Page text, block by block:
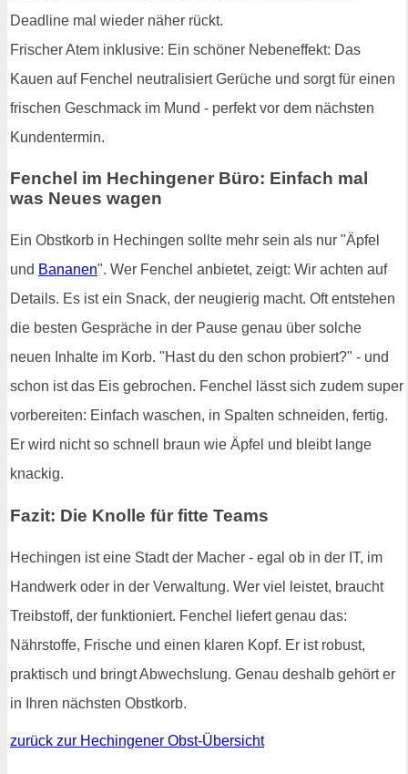
Deadline mal wieder näher rückt.
Frischer Atem inklusive: Ein schöner Nebeneffekt: Das
Kauen auf Fenchel neutralisiert Gerüche und sorgt für einen
frischen Geschmack im Mund - perfekt vor dem nächsten
Kundentermin.
Fenchel im Hechingener Büro: Einfach mal
was Neues wagen
Ein Obstkorb in Hechingen sollte mehr sein als nur "Äpfel
und Bananen". Wer Fenchel anbietet, zeigt: Wir achten auf
Details. Es ist ein Snack, der neugierig macht. Oft entstehen
die besten Gespräche in der Pause genau über solche
neuen Inhalte im Korb. "Hast du den schon probiert?" - und
schon ist das Eis gebrochen. Fenchel lässt sich zudem super
vorbereiten: Einfach waschen, in Spalten schneiden, fertig.
Er wird nicht so schnell braun wie Äpfel und bleibt lange
knackig.
Fazit: Die Knolle für fitte Teams
Hechingen ist eine Stadt der Macher - egal ob in der IT, im
Handwerk oder in der Verwaltung. Wer viel leistet, braucht
Treibstoff, der funktioniert. Fenchel liefert genau das:
Nährstoffe, Frische und einen klaren Kopf. Er ist robust,
praktisch und bringt Abwechslung. Genau deshalb gehört er
in Ihren nächsten Obstkorb.
zurück zur Hechingener Obst-Übersicht